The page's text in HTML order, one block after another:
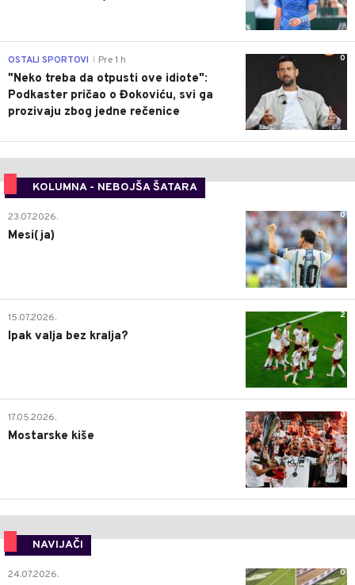
0
OSTALI SPORTOVI Pre 1 h
"Neko treba da otpusti ove idiote":
Podkaster pričao o Đokoviću, svi ga
prozivaju zbog jedne rečenice
KOLUMNA - NEBOJŠA ŠATARA
0
23.07.2026.
Mesi(ja)
2
15.07.2026.
Ipak valja bez kralja?
0
17.05.2026.
Mostarske kiše
NAVIJAČI
0
24.07.2026.